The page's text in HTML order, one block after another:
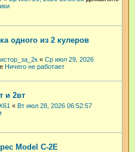
одного из 2 кулеров
« Ср июл 29, 2026
Ничего не работает
и 2вт
« Вт июл 28, 2026 06:52:57
Model C-2E